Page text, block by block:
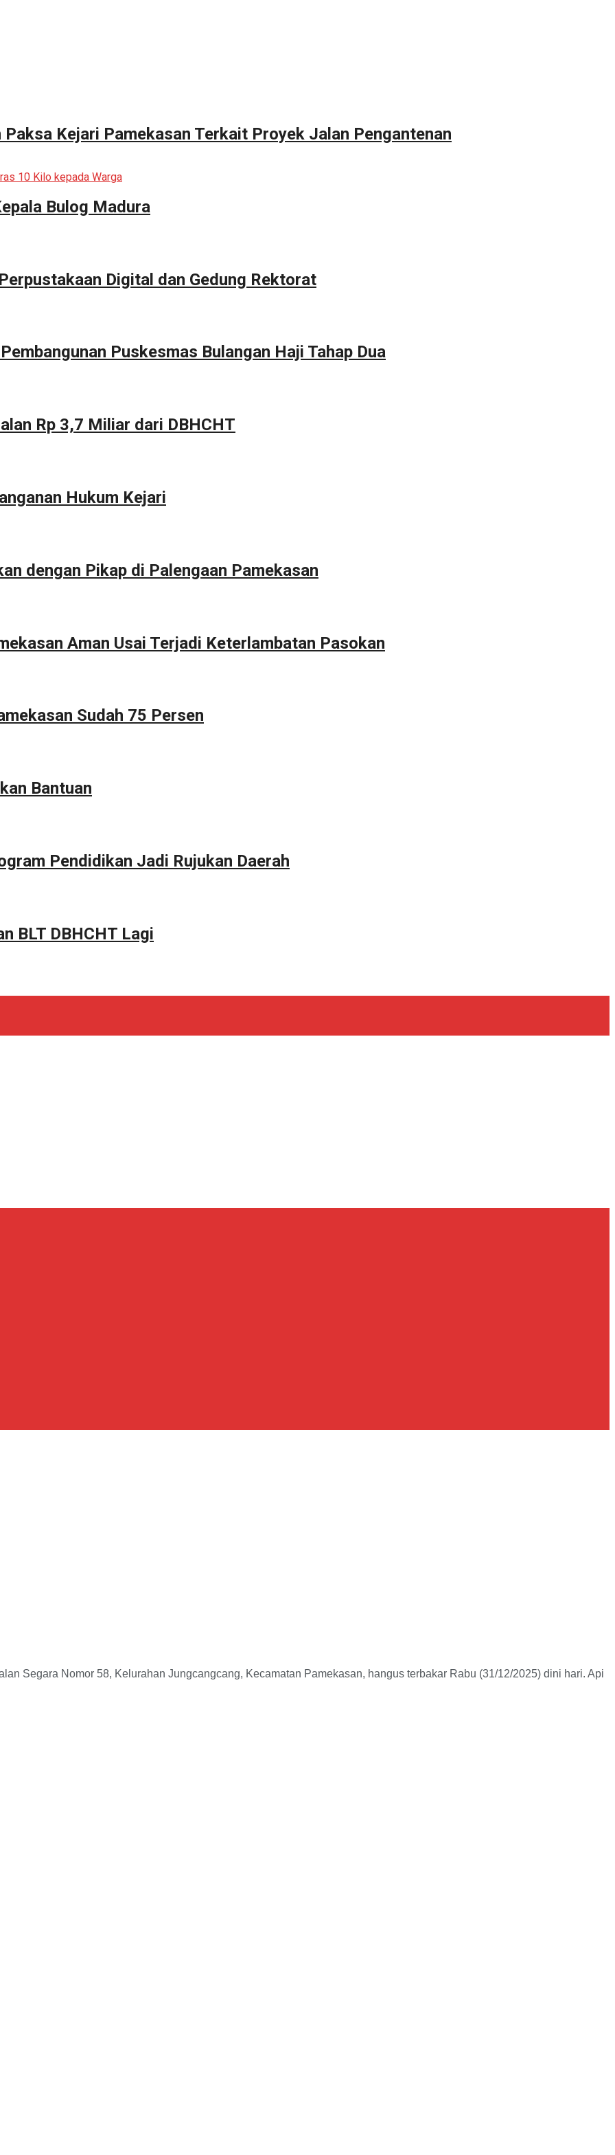
Kejari Pamekasan Terkait Proyek Jalan Pengantenan
Bulog Madura
Digital dan Gedung Rektorat
Puskesmas Bulangan Haji Tahap Dua
Rp 3,7 Miliar dari DBHCHT
Hukum Kejari
dengan Pikap di Palengaan Pamekasan
Aman Usai Terjadi Keterlambatan Pasokan
Sudah 75 Persen
Bantuan
Pendidikan Jadi Rujukan Daerah
BLT DBHCHT Lagi
Segara Nomor 58, Kelurahan Jungcangcang, Kecamatan Pamekasan, hangus terbakar Rabu (31/12/2025) dini hari. Api